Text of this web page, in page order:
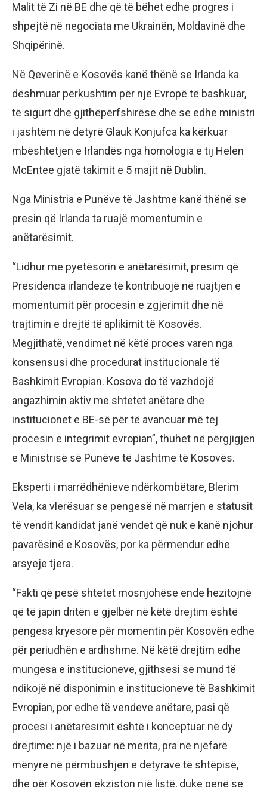
Malit të Zi në BE dhe që të bëhet edhe progres i
shpejtë në negociata me Ukrainën, Moldavinë dhe
Shqipërinë.
Në Qeverinë e Kosovës kanë thënë se Irlanda ka
dëshmuar përkushtim për një Evropë të bashkuar,
të sigurt dhe gjithëpërfshirëse dhe se edhe ministri
i jashtëm në detyrë Glauk Konjufca ka kërkuar
mbështetjen e Irlandës nga homologia e tij Helen
McEntee gjatë takimit e 5 majit në Dublin.
Nga Ministria e Punëve të Jashtme kanë thënë se
presin që Irlanda ta ruajë momentumin e
anëtarësimit.
“Lidhur me pyetësorin e anëtarësimit, presim që
Presidenca irlandeze të kontribuojë në ruajtjen e
momentumit për procesin e zgjerimit dhe në
trajtimin e drejtë të aplikimit të Kosovës.
Megjithatë, vendimet në këtë proces varen nga
konsensusi dhe procedurat institucionale të
Bashkimit Evropian. Kosova do të vazhdojë
angazhimin aktiv me shtetet anëtare dhe
institucionet e BE-së për të avancuar më tej
procesin e integrimit evropian”, thuhet në përgjigjen
e Ministrisë së Punëve të Jashtme të Kosovës.
Eksperti i marrëdhënieve ndërkombëtare, Blerim
Vela, ka vlerësuar se pengesë në marrjen e statusit
të vendit kandidat janë vendet që nuk e kanë njohur
pavarësinë e Kosovës, por ka përmendur edhe
arsyeje tjera.
“Fakti që pesë shtetet mosnjohëse ende hezitojnë
që të japin dritën e gjelbër në këtë drejtim është
pengesa kryesore për momentin për Kosovën edhe
për periudhën e ardhshme. Në këtë drejtim edhe
mungesa e institucioneve, gjithsesi se mund të
ndikojë në disponimin e institucioneve të Bashkimit
Evropian, por edhe të vendeve anëtare, pasi që
procesi i anëtarësimit është i konceptuar në dy
drejtime: një i bazuar në merita, pra në njëfarë
mënyre në përmbushjen e detyrave të shtëpisë,
dhe për Kosovën ekziston një listë, duke qenë se